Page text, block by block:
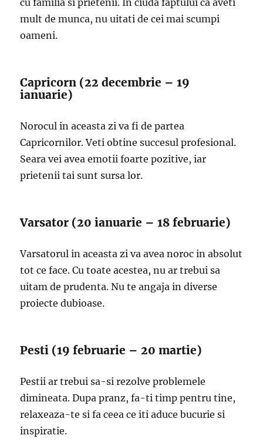
cu familia si prietenii. In ciuda faptului ca aveti
mult de munca, nu uitati de cei mai scumpi
oameni.
Capricorn (22 decembrie – 19
ianuarie)
Norocul in aceasta zi va fi de partea
Capricornilor. Veti obtine succesul profesional.
Seara vei avea emotii foarte pozitive, iar
prietenii tai sunt sursa lor.
Varsator (20 ianuarie – 18 februarie)
Varsatorul in aceasta zi va avea noroc in absolut
tot ce face. Cu toate acestea, nu ar trebui sa
uitam de prudenta. Nu te angaja in diverse
proiecte dubioase.
Pesti (19 februarie – 20 martie)
Pestii ar trebui sa-si rezolve problemele
dimineata. Dupa pranz, fa-ti timp pentru tine,
relaxeaza-te si fa ceea ce iti aduce bucurie si
inspiratie.